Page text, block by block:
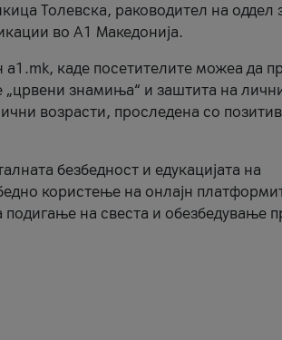
Толевска, раководител на оддел
во А1 Македонија.
каде посетителите можеа да
„црвени знамиња“ и заштита на
возрасти, проследена со
безбедност и едукацијата на
користење на онлајн
на свеста и обезбедување